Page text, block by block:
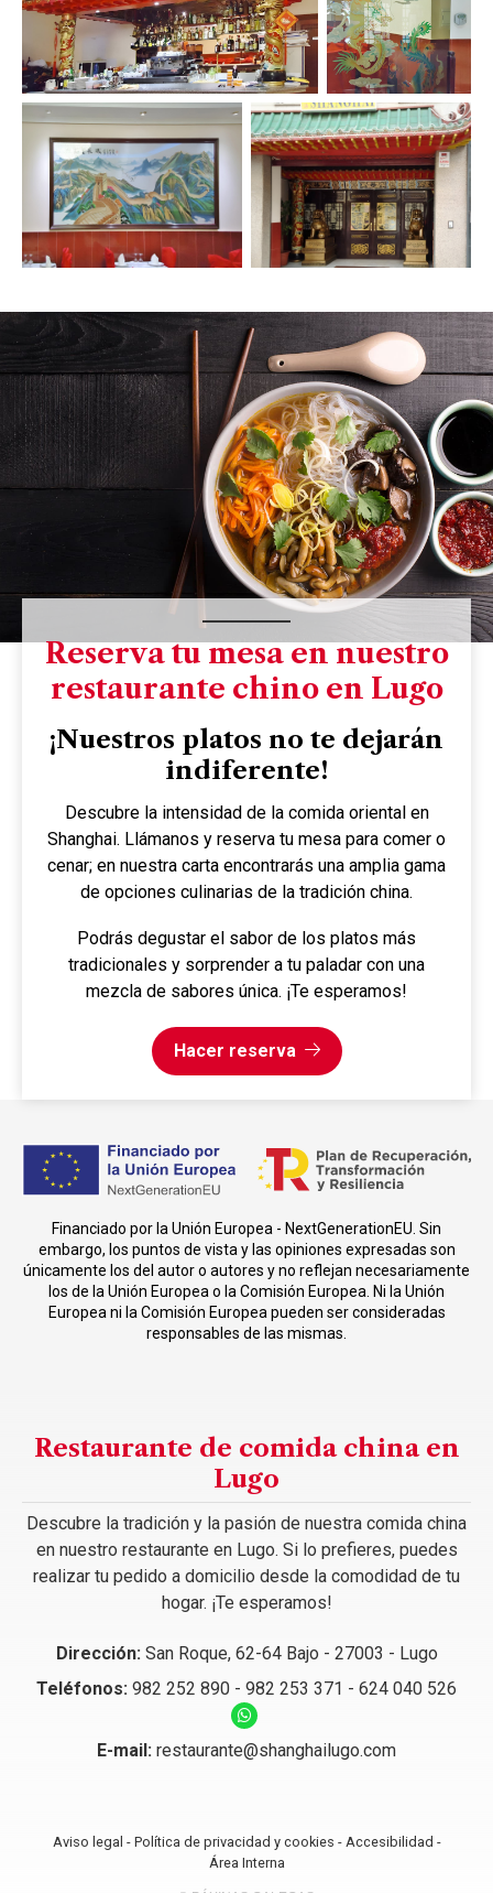
Tradición en nuestro
restaurante chino en Lugo
¡Descubre el sabor de la cocina oriental!
Hacer reserva
Reserva tu mesa en nuestro
restaurante chino en Lugo
¡Nuestros platos no te dejarán
indiferente!
Descubre la intensidad de la comida oriental en
Shanghai. Llámanos y reserva tu mesa para comer o
cenar; en nuestra carta encontrarás una amplia gama
de opciones culinarias de la tradición china.
Podrás degustar el sabor de los platos más
tradicionales y sorprender a tu paladar con una
mezcla de sabores única. ¡Te esperamos!
Hacer reserva
Financiado por la Unión Europea - NextGenerationEU. Sin
embargo, los puntos de vista y las opiniones expresadas son
únicamente los del autor o autores y no reflejan necesariamente
los de la Unión Europea o la Comisión Europea. Ni la Unión
Europea ni la Comisión Europea pueden ser consideradas
responsables de las mismas.
Restaurante de comida china en
Lugo
Descubre la tradición y la pasión de nuestra comida china
en nuestro restaurante en Lugo. Si lo prefieres, puedes
realizar tu pedido a domicilio desde la comodidad de tu
hogar. ¡Te esperamos!
Dirección: San Roque, 62-64 Bajo - 27003 - Lugo
Teléfonos: 982 252 890 - 982 253 371 - 624 040 526
E-mail: restaurante@shanghailugo.com
Aviso legal - Política de privacidad y cookies - Accesibilidad -
Área Interna